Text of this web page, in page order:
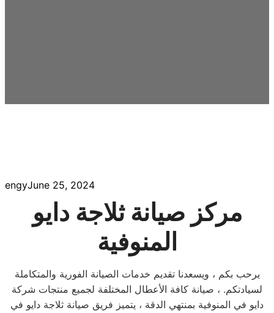
engyJune 25, 2024
مركز صيانة ثلاجة دايو
المنوفية
يرحب بكم ، ويسعدنا تقديم خدمات الصيانة الفورية والمتكاملة
لسيادتكم. ، صيانة كافة الأعطال المختلفة لجميع منتجات شركة
دايو في المنوفية بمنتهي الدقة ، يتميز فريق صيانة ثلاجة دايو في